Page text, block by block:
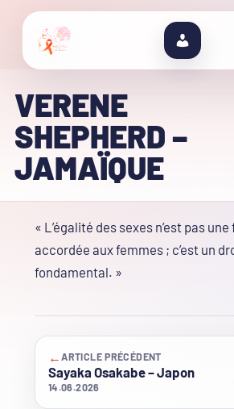
VERENE
SHEPHERD –
JAMAÏQUE
« L’égalité des sexes n’est pas
accordée aux femmes ; c’est un
fondamental. »
←ARTICLE PRÉCÉDENT
Sayaka Osakabe – Japon
14.06.2026